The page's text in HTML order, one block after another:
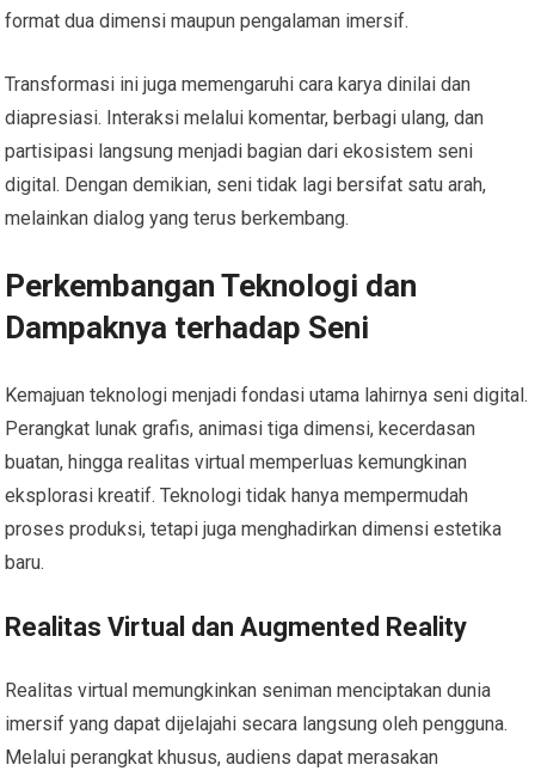
format dua dimensi maupun pengalaman imersif.
Transformasi ini juga memengaruhi cara karya dinilai dan
diapresiasi. Interaksi melalui komentar, berbagi ulang, dan
partisipasi langsung menjadi bagian dari ekosistem seni
digital. Dengan demikian, seni tidak lagi bersifat satu arah,
melainkan dialog yang terus berkembang.
Perkembangan Teknologi dan
Dampaknya terhadap Seni
Kemajuan teknologi menjadi fondasi utama lahirnya seni digital.
Perangkat lunak grafis, animasi tiga dimensi, kecerdasan
buatan, hingga realitas virtual memperluas kemungkinan
eksplorasi kreatif. Teknologi tidak hanya mempermudah
proses produksi, tetapi juga menghadirkan dimensi estetika
baru.
Realitas Virtual dan Augmented Reality
Realitas virtual memungkinkan seniman menciptakan dunia
imersif yang dapat dijelajahi secara langsung oleh pengguna.
Melalui perangkat khusus, audiens dapat merasakan